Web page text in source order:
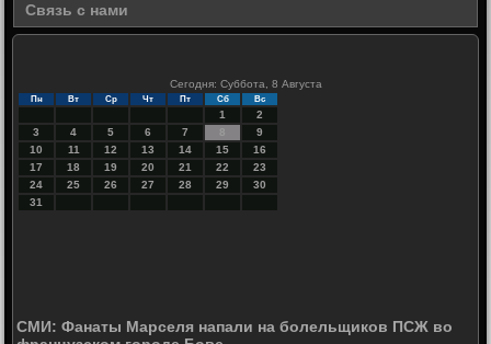
Связь с нами
Сегодня: Суббота, 8 Августа
Пн Вт Ср Чт Пт Сб Вс
1
2
3
4 5 6 7 8
9
10
11 12 13 14 15
16
17
18 19 20 21 22
23
24
25 26 27 28 29
30
31
СМИ: Фанаты Марселя напали на болельщиков ПСЖ во